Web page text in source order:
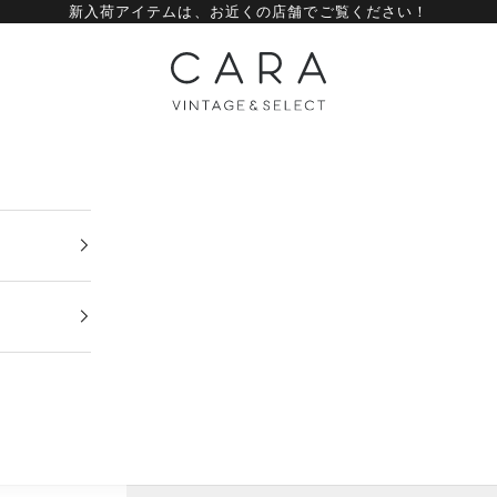
新入荷アイテムは、 お近くの店舗でご覧ください！
CARA vintage&select